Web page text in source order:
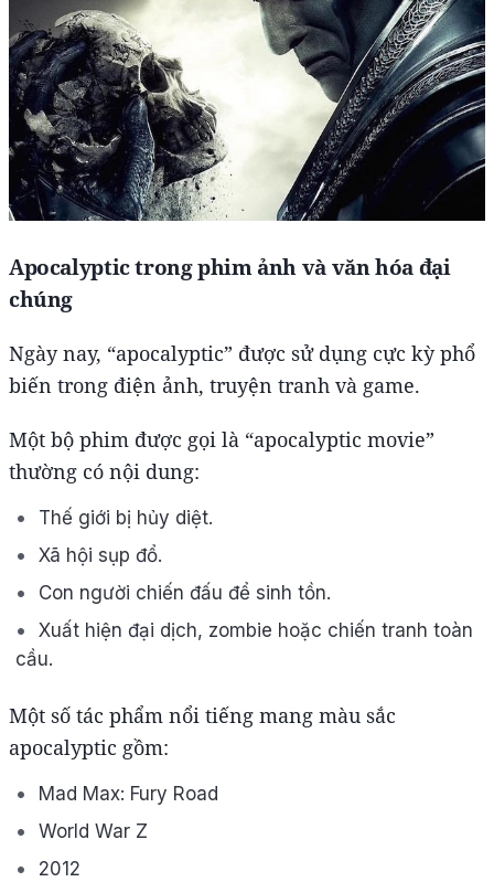
Apocalyptic trong phim ảnh và văn hóa đại
chúng
Ngày nay, “apocalyptic” được sử dụng cực kỳ phổ
biến trong điện ảnh, truyện tranh và game.
Một bộ phim được gọi là “apocalyptic movie”
thường có nội dung:
Thế giới bị hủy diệt.
Xã hội sụp đổ.
Con người chiến đấu để sinh tồn.
Xuất hiện đại dịch, zombie hoặc chiến tranh toàn
cầu.
Một số tác phẩm nổi tiếng mang màu sắc
apocalyptic gồm:
Mad Max: Fury Road
World War Z
2012